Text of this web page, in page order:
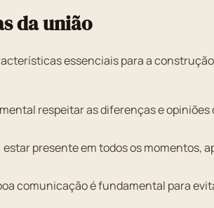
da união
essenciais para a
respeitar as diferenças e
presente em todos os momentos,
comunicação é fundamental para